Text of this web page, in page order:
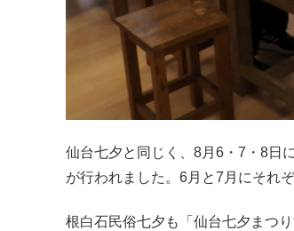
仙台七夕と同じく、8月6・7・8日
が行われました。6月と7月にそれ
根白石民俗七夕も「仙台七夕まつ